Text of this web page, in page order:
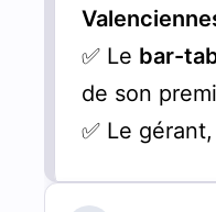
✅ Le bar-
de son
✅ Le